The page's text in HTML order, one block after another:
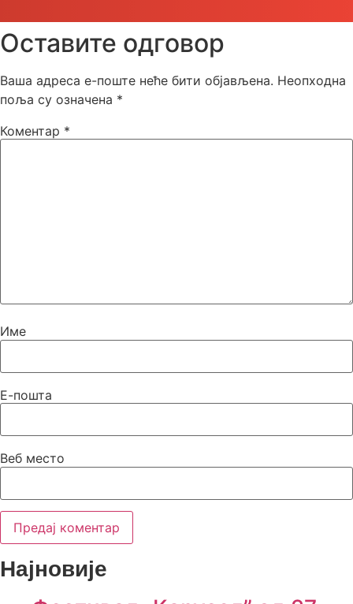
Оставите одговор
Ваша адреса е-поште неће бити објављена. Неопходна
поља су означена *
Коментар *
Име
Е-пошта
Веб место
Најновије